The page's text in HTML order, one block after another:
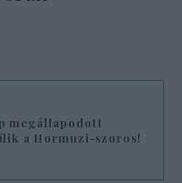
megállapodott
a Hormuzi-szoros!